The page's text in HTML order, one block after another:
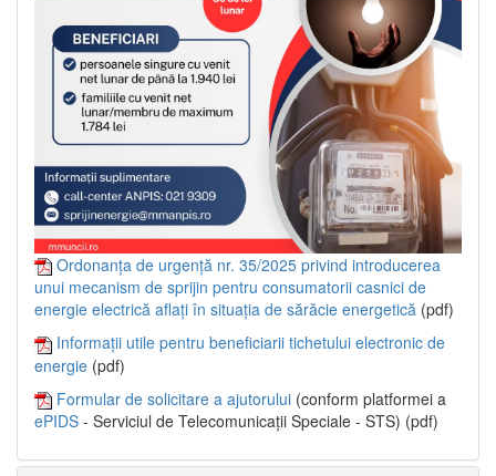
Ordonanța de urgență nr. 35/2025 privind introducerea
unui mecanism de sprijin pentru consumatorii casnici de
energie electrică aflați în situația de sărăcie energetică (pdf)
Informații utile pentru beneficiarii tichetului electronic de
energie (pdf)
Formular de solicitare a ajutorului (conform platformei a
ePIDS - Serviciul de Telecomunicații Speciale - STS) (pdf)